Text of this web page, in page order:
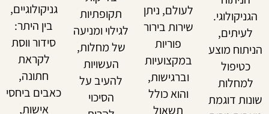
מוצע
דוגמת
לעולם, ניתן
שירות בירור
פוריות
במקצועיות
וברגישות,
והוא כולל
תשאול
תקופתיות
לגילוי ומניעה
של מחלות,
העשויות
להעיב על
הסיכוי
גניקולוגיים,
בין היתר:
סידורווסת
לקראת
חתונה,
כאבים ביחסי
אישות,